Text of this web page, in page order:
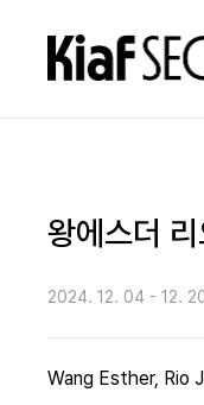
왕에스더
2024. 12. 04 - 12.
Wang Esther, Rio